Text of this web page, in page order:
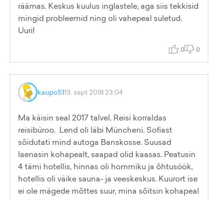
räämas. Keskus kuulus inglastele, aga siis tekkisid
mingid probleemid ning oli vahepeal suletud.
Uuri!
0 0
kaupo5113. sept 2018 23:04
Ma käisin seal 2017 talvel. Reisi korraldas
reisibüroo. Lend oli läbi Müncheni. Sofiast
sõidutati mind autoga Banskosse. Suusad
laenasin kohapealt, saapad olid kaasas. Peatusin
4 tärni hotellis, hinnas oli hommiku ja õhtusöök,
hotellis oli väike sauna- ja veeskeskus. Kuurort ise
ei ole mägede mõttes suur, mina sõitsin kohapeal